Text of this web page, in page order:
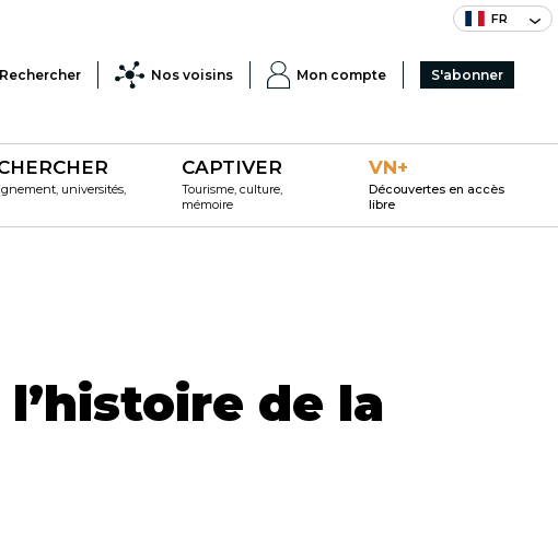
FR
Rechercher Nos voisins Mon compte S'abonner
universités,
CAPTIVER
Tourisme, culture,
mémoire
VN+
Découvertes en accès
libre
de la